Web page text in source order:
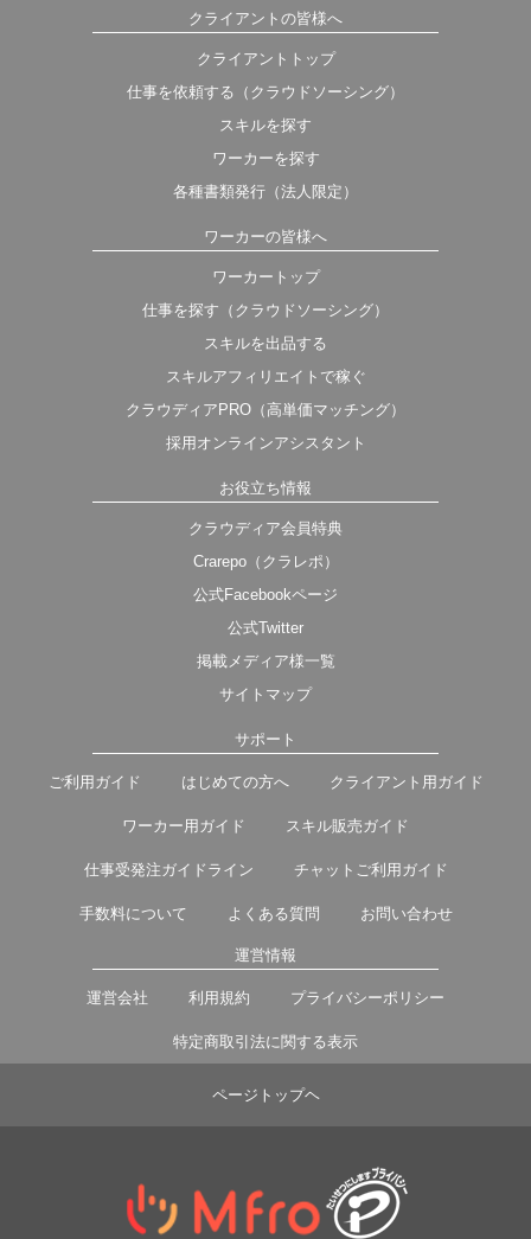
クライアントの皆様へ
クライアントトップ
仕事を依頼する（クラウドソーシング）
スキルを探す
ワーカーを探す
各種書類発行（法人限定）
ワーカーの皆様へ
ワーカートップ
仕事を探す（クラウドソーシング）
スキルを出品する
スキルアフィリエイトで稼ぐ
クラウディアPRO（高単価マッチング）
採用オンラインアシスタント
お役立ち情報
クラウディア会員特典
Crarepo（クラレポ）
公式Facebookページ
公式Twitter
掲載メディア様一覧
サイトマップ
サポート
ご利用ガイド はじめての方へ クライアント用ガイド
ワーカー用ガイド スキル販売ガイド
仕事受発注ガイドライン チャットご利用ガイド
手数料について よくある質問 お問い合わせ
運営情報
運営会社 利用規約 プライバシーポリシー
特定商取引法に関する表示
ページトップヘ